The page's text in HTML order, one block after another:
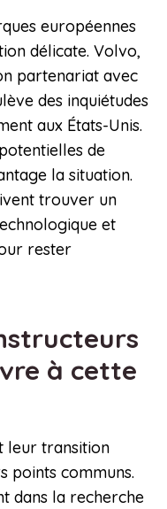
européennes
délicate. Volvo,
partenariat avec
des inquiétudes
aux États-Unis.
de
la situation.
trouver un
et
rester
à cette
leur transition
points communs.
dans la recherche